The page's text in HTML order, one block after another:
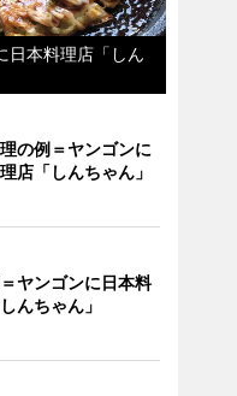
日本料理店「しん
の例＝ヤンゴンに
店「しんちゃん」
ヤンゴンに日本料
んちゃん」